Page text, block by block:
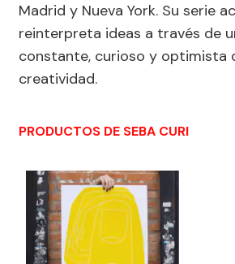
Madrid y Nueva York. Su serie
reinterpreta ideas a través de
constante, curioso y optimista
creatividad.
PRODUCTOS DE SEBA CURI